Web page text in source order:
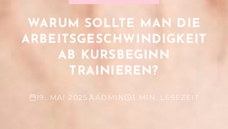
WARUM SOLLTE MAN DIE
ARBEITSGESCHWINDIGKEIT
AB KURSBEGINN
TRAINIEREN?
19. MAI 2025 ADMIN 3 MIN. LESEZEIT